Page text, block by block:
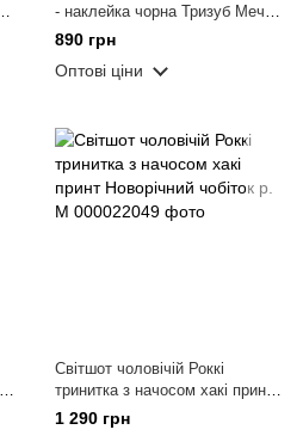
- наклейка чорна Тризуб Меч
Ментоловий р. M
890 грн
Оптові ціни
Світшот чоловічій Роккі
тринитка з начосом хакі принт
Новорічний чобіток р. М
1 290 грн